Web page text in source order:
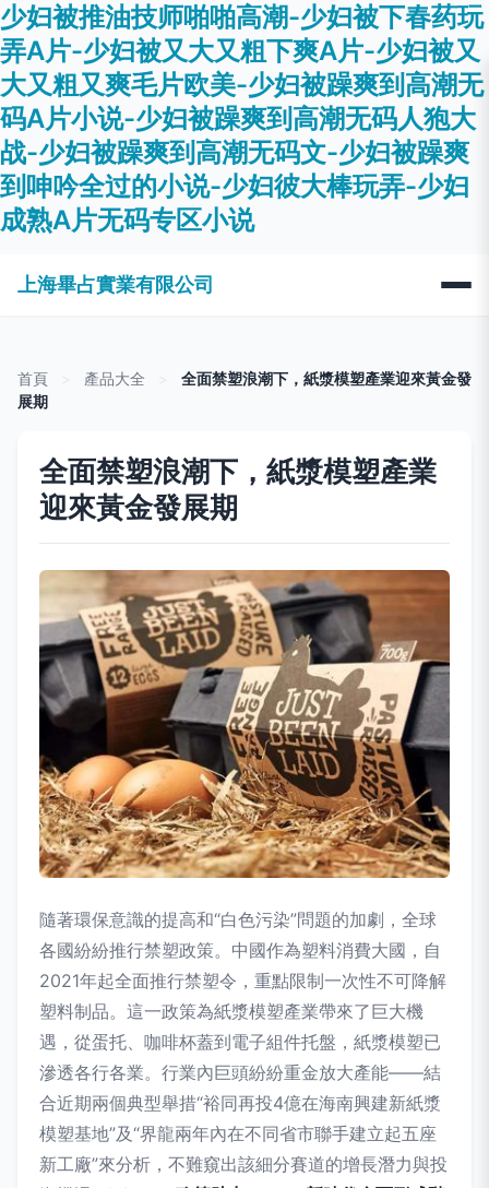
少妇被推油技师啪啪高潮-少妇被下春药玩
弄A片-少妇被又大又粗下爽A片-少妇被又
大又粗又爽毛片欧美-少妇被躁爽到高潮无
码A片小说-少妇被躁爽到高潮无码人狍大
战-少妇被躁爽到高潮无码文-少妇被躁爽
到呻吟全过的小说-少妇彼大棒玩弄-少妇
成熟A片无码专区小说
上海畢占實業有限公司
首頁 產品大全
全面禁塑浪潮下，紙漿模塑產業迎來黃金發
展期
全面禁塑浪潮下，紙漿模塑產業
迎來黃金發展期
隨著環保意識的提高和“白色污染”問題的加劇，全球
各國紛紛推行禁塑政策。中國作為塑料消費大國，自
2021年起全面推行禁塑令，重點限制一次性不可降解
塑料制品。這一政策為紙漿模塑產業帶來了巨大機
遇，從蛋托、咖啡杯蓋到電子組件托盤，紙漿模塑已
滲透各行各業。行業內巨頭紛紛重金放大產能——結
合近期兩個典型舉措“裕同再投4億在海南興建新紙漿
模塑基地”及“界龍兩年內在不同省市聯手建立起五座
新工廠”來分析，不難窺出該細分賽道的增長潛力與投